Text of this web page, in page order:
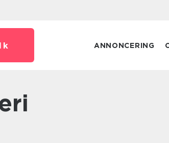
ANNONCERING